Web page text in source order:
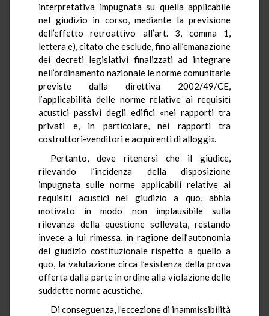
interpretativa impugnata su quella applicabile
nel giudizio in corso, mediante la previsione
dell’effetto retroattivo all’art. 3, comma 1,
lettera e), citato che esclude, fino all’emanazione
dei decreti legislativi finalizzati ad integrare
nell’ordinamento nazionale le norme comunitarie
previste dalla direttiva 2002/49/CE,
l’applicabilità delle norme relative ai requisiti
acustici passivi degli edifici «nei rapporti tra
privati e, in particolare, nei rapporti tra
costruttori-venditori e acquirenti di alloggi».
Pertanto, deve ritenersi che il giudice,
rilevando l’incidenza della disposizione
impugnata sulle norme applicabili relative ai
requisiti acustici nel giudizio a quo, abbia
motivato in modo non implausibile sulla
rilevanza della questione sollevata, restando
invece a lui rimessa, in ragione dell’autonomia
del giudizio costituzionale rispetto a quello a
quo, la valutazione circa l’esistenza della prova
offerta dalla parte in ordine alla violazione delle
suddette norme acustiche.
Di conseguenza, l’eccezione di inammissibilità